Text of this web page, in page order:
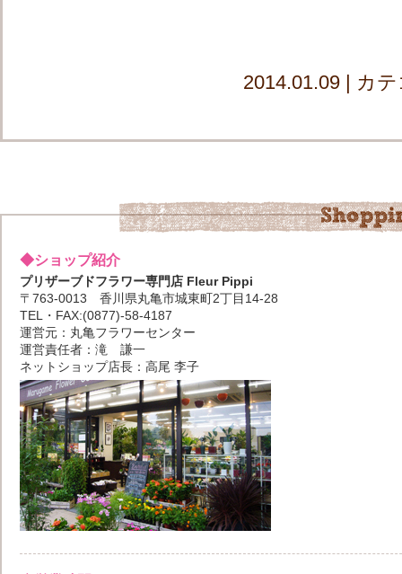
2014.01.09 | カ
◆ショップ紹介
プリザーブドフラワー専門店 Fleur Pippi
〒763-0013 香川県丸亀市城東町2丁目14-28
TEL・FAX:(0877)-58-4187
運営元：丸亀フラワーセンター
運営責任者：滝 謙一
ネットショップ店長：高尾 李子